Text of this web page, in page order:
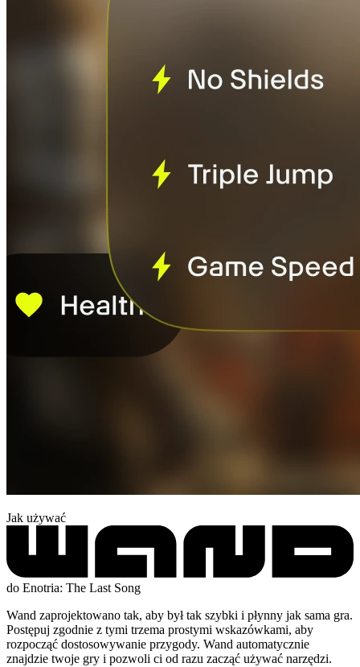
Jak używać
do Enotria: The Last Song
Wand zaprojektowano tak, aby był tak szybki i płynny jak sama gra.
Postępuj zgodnie z tymi trzema prostymi wskazówkami, aby
rozpocząć dostosowywanie przygody. Wand automatycznie
znajdzie twoje gry i pozwoli ci od razu zacząć używać narzędzi.